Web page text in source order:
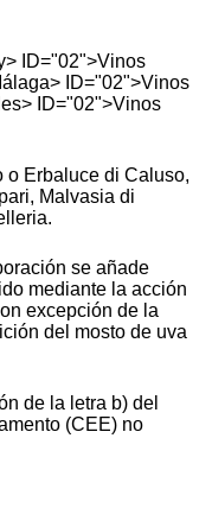
ID="02">Vinos
ID="02">Vinos
ID="02">Vinos
o Erbaluce di Caluso,
Malvasia di
se añade
mediante la acción
excepción de la
del mosto de uva
de la letra b) del
(CEE) no